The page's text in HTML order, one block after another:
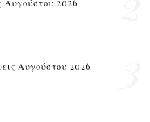
Αυγούστου 2026
Αυγούστου 2026